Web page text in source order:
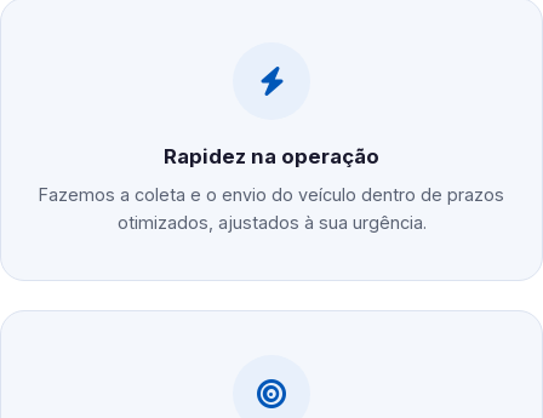
Rapidez na operação
Fazemos a coleta e o envio do veículo dentro de prazos
otimizados, ajustados à sua urgência.